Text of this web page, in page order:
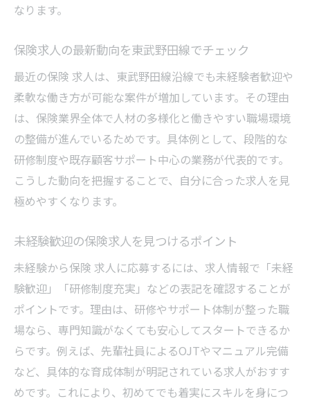
保険求人選びで重視したい働き方のポイン
ト
家庭と両立できる保険求人の特徴を知る
保険求人で柔軟な勤務が可能な職場の探し
方
ワークライフバランスを保つ保険求人の魅
駅近で通勤快適な保険の仕事を見つける方法
駅近の保険求人を選ぶメリットとは
通勤ストレス軽減の保険求人の探し方
駅から近い保険求人で時間を有効活用
駅近保険求人の見極めポイントを解説
通勤快適な保険求人で働くためのコツ
保険求人選びに駅近条件を活かす方法
なります。
保険求人の最新動向を東武野田線でチェック
最近の保険 求人は、東武野田線沿線でも未経験者歓迎や
柔軟な働き方が可能な案件が増加しています。その理由
は、保険業界全体で人材の多様化と働きやすい職場環境
の整備が進んでいるためです。具体例として、段階的な
研修制度や既存顧客サポート中心の業務が代表的です。
こうした動向を把握することで、自分に合った求人を見
極めやすくなります。
未経験歓迎の保険求人を見つけるポイント
未経験から保険 求人に応募するには、求人情報で「未経
験歓迎」「研修制度充実」などの表記を確認することが
ポイントです。理由は、研修やサポート体制が整った職
場なら、専門知識がなくても安心してスタートできるか
らです。例えば、先輩社員によるOJTやマニュアル完備
など、具体的な育成体制が明記されている求人がおすす
めです。これにより、初めてでも着実にスキルを身につ